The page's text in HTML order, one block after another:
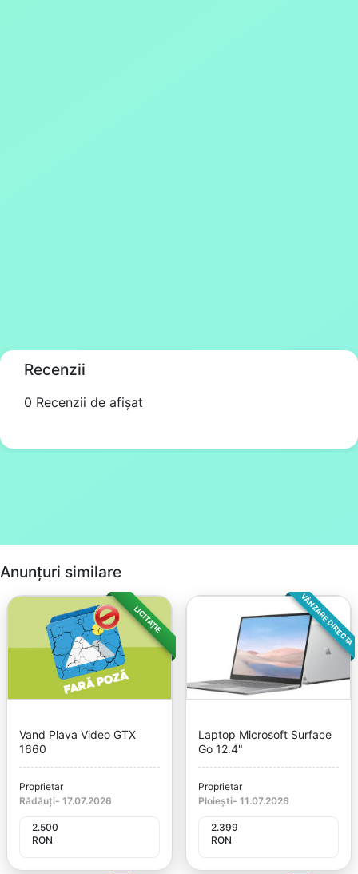
Recenzii
0 Recenzii de afișat
Anunțuri similare
LICITAȚIE
Vand Plava Video GTX
1660
Proprietar
Rădăuți- 17.07.2026
2.500
RON
VÂNZARE DIRECTA
Laptop Microsoft Surface
Go 12.4"
Proprietar
Ploiești- 11.07.2026
2.399
RON